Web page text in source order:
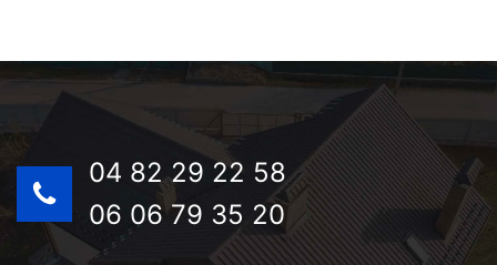
04 82 29 22 58
06 06 79 35 20